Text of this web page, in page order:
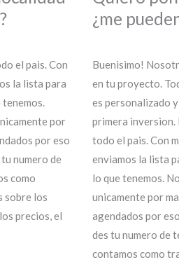
el pais. Con
la lista para
por
por eso
numero de
como
sobre los
precios, el
¿me
Buenisimo!
en tu proyecto.
es personalizado
primera inversion.
todo el pais. Con
enviamos la lista
lo que tenemos.
unicamente por
agendados por
des tu numero de
contamos como